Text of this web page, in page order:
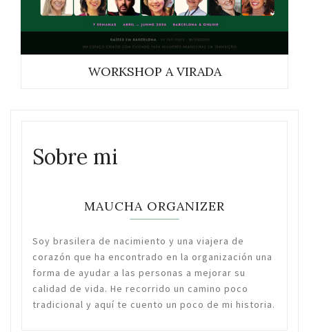
WORKSHOP A VIRADA
Sobre mi
MAUCHA ORGANIZER
Soy brasilera de nacimiento y una viajera de
corazón que ha encontrado en la organización una
forma de ayudar a las personas a mejorar su
calidad de vida. He recorrido un camino poco
tradicional y aquí te cuento un poco de mi historia.